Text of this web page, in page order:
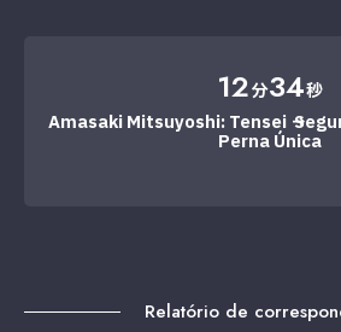
12分34秒
Amasaki Mitsuyoshi: Tensei →
Perna Única
Relatório de